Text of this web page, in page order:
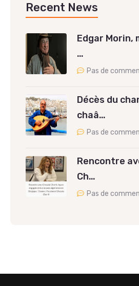
Recent News
Edgar Morin,
…
Pas de
Décès du
chaâ…
Pas de
Rencontre
Ch…
Pas de